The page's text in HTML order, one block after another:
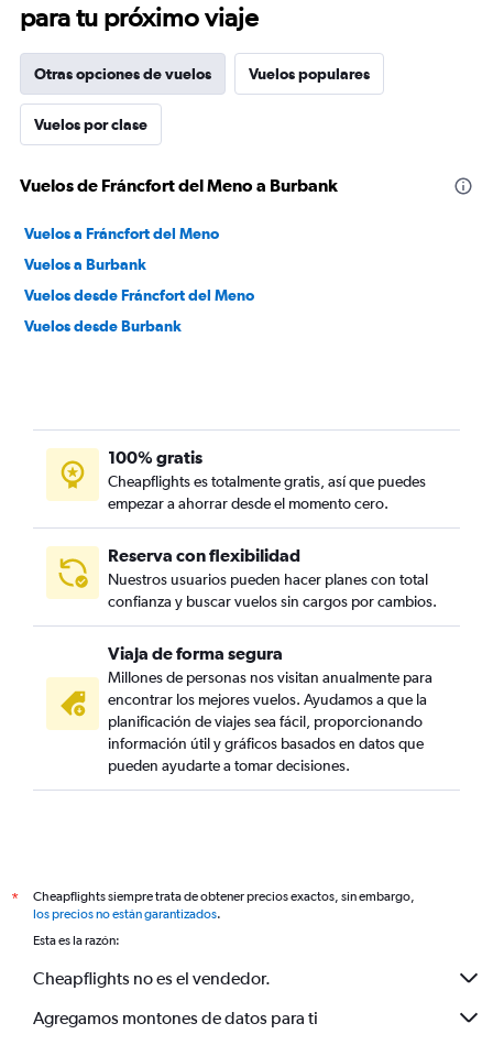
para tu próximo viaje
Otras opciones de vuelos Vuelos populares
Vuelos por clase
Vuelos de Fráncfort del Meno a Burbank
Vuelos a Fráncfort del Meno
Vuelos a Burbank
Vuelos desde Fráncfort del Meno
Vuelos desde Burbank
100% gratis
Cheapflights es totalmente gratis, así que puedes
empezar a ahorrar desde el momento cero.
Reserva con flexibilidad
Nuestros usuarios pueden hacer planes con total
confianza y buscar vuelos sin cargos por cambios.
Viaja de forma segura
Millones de personas nos visitan anualmente para
encontrar los mejores vuelos. Ayudamos a que la
planificación de viajes sea fácil, proporcionando
información útil y gráficos basados en datos que
pueden ayudarte a tomar decisiones.
*
Cheapflights siempre trata de obtener precios exactos, sin embargo,
los precios no están garantizados.
Esta es la razón:
Cheapflights no es el vendedor.
Agregamos montones de datos para ti